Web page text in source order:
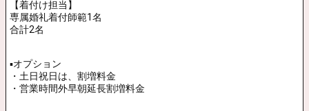
婚礼衣装出張着付け・美容ヘアメイク
・浜松・岡崎・名古屋
上記以外の地域も出張いたします。